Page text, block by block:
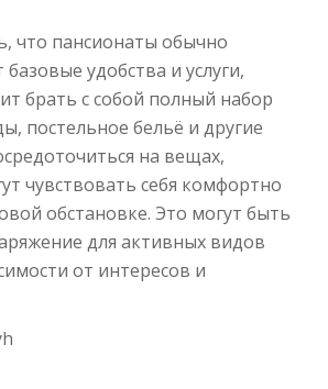
что пансионаты обычно
удобства и услуги,
брать с собой полный набор
постельное бельё и другие
на вещах,
чувствовать себя комфортно
обстановке. Это могут быть
для активных видов
от интересов и